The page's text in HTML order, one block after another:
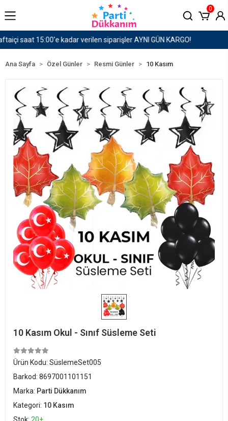
1500 TL ve Üzeri Kargo Ücretsiz!
0
Ana Sayfa Özel Günler Resmi Günler 10 Kasım
10 Kasım Okul - Sınıf Süsleme Seti
Ürün Kodu: SüslemeSet005
Barkod: 8697001101151
Marka: Parti Dükkanım
Kategori: 10 Kasım